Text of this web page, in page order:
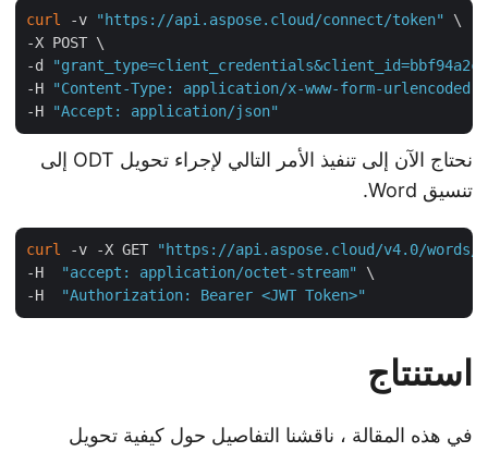
curl -v "https://api.aspose.cloud/connect/token" \
-X POST \
-d "grant_type=client_credentials&client_id=bbf94a2c-
-H "Content-Type: application/x-www-form-
-H "Accept: application/json"
نحتاج الآن إلى تنفيذ الأمر التالي لإجراء تحويل ODT إلى
تنسيق Word.
curl -v -X GET "https://api.aspose.cloud/v4.0/words/
-H "accept: application/octet-stream" \
-H "Authorization: Bearer <JWT Token>"
استنتاج
في هذه المقالة ، ناقشنا التفاصيل حول كيفية تحويل